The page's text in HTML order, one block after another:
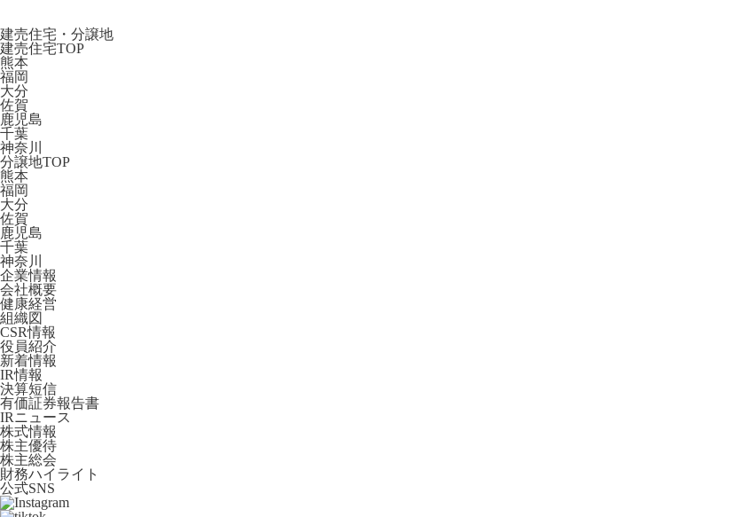
建売住宅・分譲地
建売住宅TOP
熊本
福岡
大分
佐賀
鹿児島
千葉
神奈川
分譲地TOP
熊本
福岡
大分
佐賀
鹿児島
千葉
神奈川
企業情報
会社概要
健康経営
組織図
CSR情報
役員紹介
新着情報
IR情報
決算短信
有価証券報告書
IRニュース
株式情報
株主優待
株主総会
財務ハイライト
公式SNS